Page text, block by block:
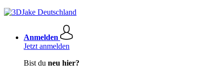
Anmelden
Jetzt anmelden
Bist du neu hier?